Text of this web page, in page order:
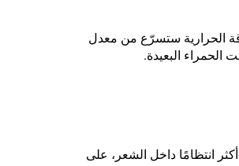
الحرارية ستسرّع من معدل
الحمراء البعيدة.
انتظامًا داخل الشعر، على